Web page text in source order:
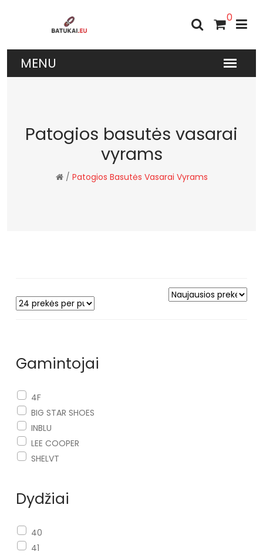
0
Patogios basutės vasarai
vyrams
/ Patogios Basutės Vasarai Vyrams
Gamintojai
4F
BIG STAR SHOES
INBLU
LEE COOPER
SHELVT
Dydžiai
40
41